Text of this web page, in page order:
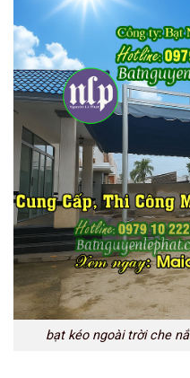
bạt kéo ngoài trời che